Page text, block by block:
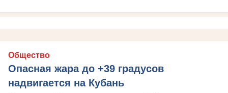
Общество
Опасная жара до +39 градусов
надвигается на Кубань